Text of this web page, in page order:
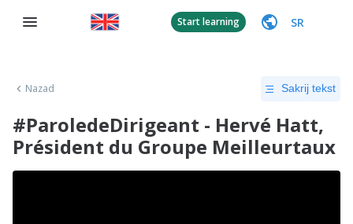
Start learning SR
Nazad Sakrij tekst
#ParoledeDirigeant - Hervé Hatt,
Président du Groupe Meilleurtaux